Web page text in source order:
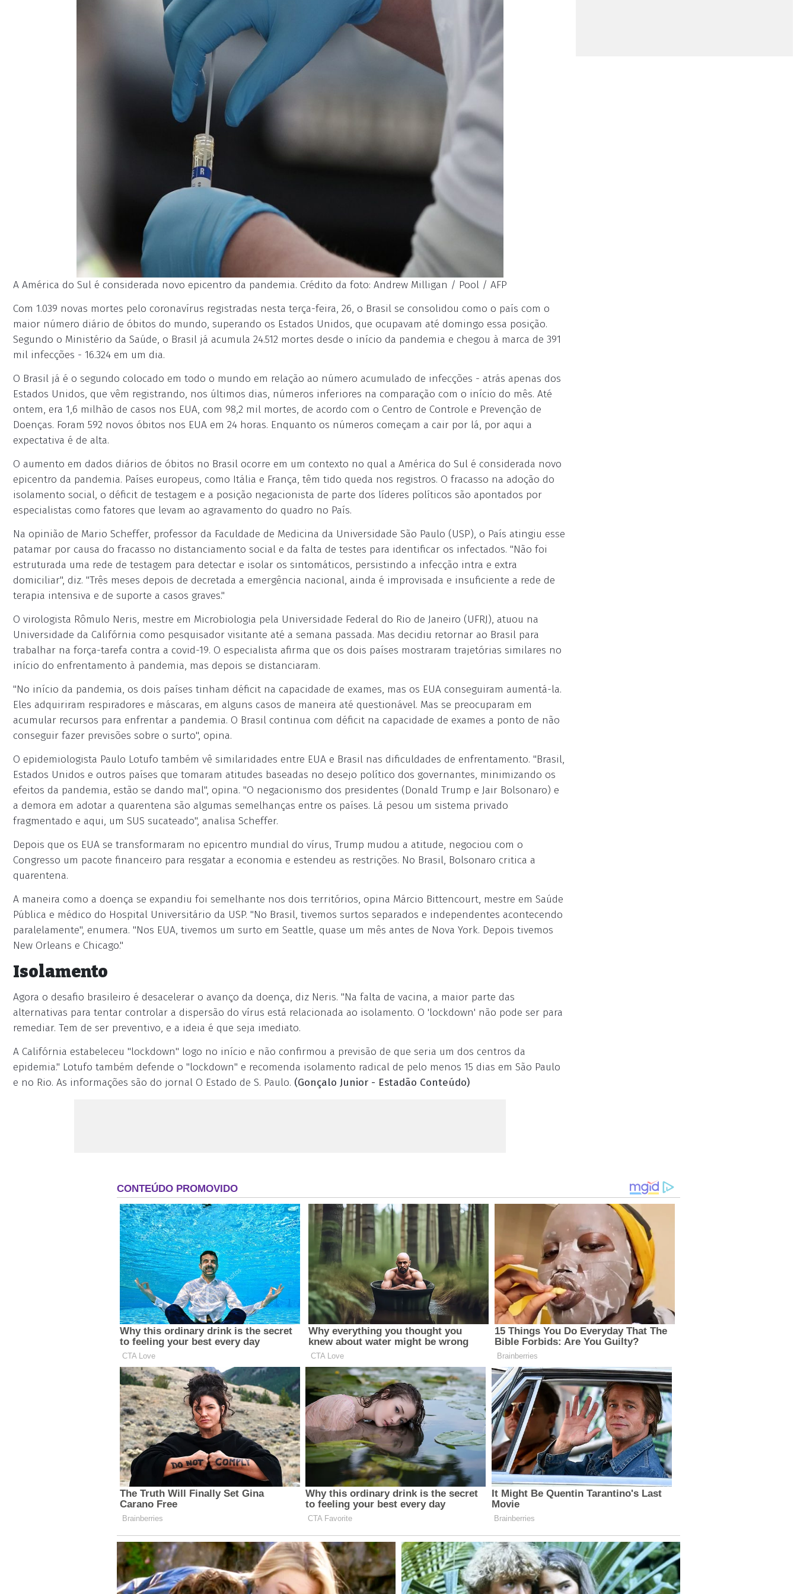
A América do Sul é considerada novo epicentro da pandemia. Crédito da foto: Andrew Milligan / Pool / AFP
Com 1.039 novas mortes pelo coronavírus registradas nesta terça-feira, 26, o Brasil se consolidou como o país com o
maior número diário de óbitos do mundo, superando os Estados Unidos, que ocupavam até domingo essa posição.
Segundo o Ministério da Saúde, o Brasil já acumula 24.512 mortes desde o início da pandemia e chegou à marca de 391
mil infecções - 16.324 em um dia.
O Brasil já é o segundo colocado em todo o mundo em relação ao número acumulado de infecções - atrás apenas dos
Estados Unidos, que vêm registrando, nos últimos dias, números inferiores na comparação com o início do mês. Até
ontem, era 1,6 milhão de casos nos EUA, com 98,2 mil mortes, de acordo com o Centro de Controle e Prevenção de
Doenças. Foram 592 novos óbitos nos EUA em 24 horas. Enquanto os números começam a cair por lá, por aqui a
expectativa é de alta.
O aumento em dados diários de óbitos no Brasil ocorre em um contexto no qual a América do Sul é considerada novo
epicentro da pandemia. Países europeus, como Itália e França, têm tido queda nos registros. O fracasso na adoção do
isolamento social, o déficit de testagem e a posição negacionista de parte dos líderes políticos são apontados por
especialistas como fatores que levam ao agravamento do quadro no País.
Na opinião de Mario Scheffer, professor da Faculdade de Medicina da Universidade São Paulo (USP), o País atingiu esse
patamar por causa do fracasso no distanciamento social e da falta de testes para identificar os infectados. "Não foi
estruturada uma rede de testagem para detectar e isolar os sintomáticos, persistindo a infecção intra e extra
domiciliar", diz. "Três meses depois de decretada a emergência nacional, ainda é improvisada e insuficiente a rede de
terapia intensiva e de suporte a casos graves."
O virologista Rômulo Neris, mestre em Microbiologia pela Universidade Federal do Rio de Janeiro (UFRJ), atuou na
Universidade da Califórnia como pesquisador visitante até a semana passada. Mas decidiu retornar ao Brasil para
trabalhar na força-tarefa contra a covid-19. O especialista afirma que os dois países mostraram trajetórias similares no
início do enfrentamento à pandemia, mas depois se distanciaram.
"No início da pandemia, os dois países tinham déficit na capacidade de exames, mas os EUA conseguiram aumentá-la.
Eles adquiriram respiradores e máscaras, em alguns casos de maneira até questionável. Mas se preocuparam em
acumular recursos para enfrentar a pandemia. O Brasil continua com déficit na capacidade de exames a ponto de não
conseguir fazer previsões sobre o surto", opina.
O epidemiologista Paulo Lotufo também vê similaridades entre EUA e Brasil nas dificuldades de enfrentamento. "Brasil,
Estados Unidos e outros países que tomaram atitudes baseadas no desejo político dos governantes, minimizando os
efeitos da pandemia, estão se dando mal", opina. "O negacionismo dos presidentes (Donald Trump e Jair Bolsonaro) e
a demora em adotar a quarentena são algumas semelhanças entre os países. Lá pesou um sistema privado
fragmentado e aqui, um SUS sucateado", analisa Scheffer.
Depois que os EUA se transformaram no epicentro mundial do vírus, Trump mudou a atitude, negociou com o
Congresso um pacote financeiro para resgatar a economia e estendeu as restrições. No Brasil, Bolsonaro critica a
quarentena.
A maneira como a doença se expandiu foi semelhante nos dois territórios, opina Márcio Bittencourt, mestre em Saúde
Pública e médico do Hospital Universitário da USP. "No Brasil, tivemos surtos separados e independentes acontecendo
paralelamente", enumera. "Nos EUA, tivemos um surto em Seattle, quase um mês antes de Nova York. Depois tivemos
New Orleans e Chicago."
Isolamento
Agora o desafio brasileiro é desacelerar o avanço da doença, diz Neris. "Na falta de vacina, a maior parte das
alternativas para tentar controlar a dispersão do vírus está relacionada ao isolamento. O 'lockdown' não pode ser para
remediar. Tem de ser preventivo, e a ideia é que seja imediato.
A Califórnia estabeleceu "lockdown" logo no início e não confirmou a previsão de que seria um dos centros da
epidemia." Lotufo também defende o "lockdown" e recomenda isolamento radical de pelo menos 15 dias em São Paulo
e no Rio. As informações são do jornal O Estado de S. Paulo. (Gonçalo Junior - Estadão Conteúdo)